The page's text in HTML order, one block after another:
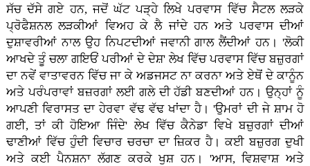
ਸੱਚ ਦੱਸੇ ਗਏ ਹਨ, ਜਦੋਂ ਘੱਟ ਪੜ੍ਹੇ ਲਿਖੇ ਪਰਵਾਸ ਵਿੱਚ ਸੈਟਲ ਲੜਕੇ
ਪ੍ਰੋਫੈਸ਼ਨਲ ਲੜਕੀਆਂ ਵਿਅਹ ਕੇ ਲੈ ਜਾਂਦੇ ਹਨ ਅਤੇ ਪਰਵਾਸ ਦੀਆਂ
ਦੁਸ਼ਾਵਰੀਆਂ ਨਾਲ ਉਹ ਨਿਪਟਦੀਆਂ ਜਵਾਨੀ ਗਾਲ ਲੈਂਦੀਆਂ ਹਨ। 'ਲੋਕੀ
ਆਖਦੇ ਤੂੰ ਚਲਾ ਗਇਓਂ ਪਰੀਆਂ ਦੇ ਦੇਸ਼' ਲੇਖ ਵਿੱਚ ਪਰਵਾਸ ਵਿੱਚ ਬਜ਼ੁਰਗਾਂ
ਦਾ ਨਵੇਂ ਵਾਤਾਵਰਨ ਵਿੱਚ ਜਾ ਕੇ ਅਡਜਸਟ ਨਾ ਕਰਨਾ ਅਤੇ ਏਥੋਂ ਦੇ ਕਾਨੂੰਨ
ਅਤੇ ਪਰੰਪਰਾਵਾਂ ਬਜ਼ਰਗਾਂ ਲਈ ਗਲੇ ਦੀ ਹੱਡੀ ਬਣਦੀਆਂ ਹਨ। ਉਨ੍ਹਾਂ ਨੂੰ
ਆਪਣੀ ਵਿਰਾਸਤ ਦਾ ਹੇਰਵਾ ਵੱਢ ਵੱਢ ਖਾਂਦਾ ਹੈ। 'ਉਮਰਾਂ ਦੀ ਜੇ ਸ਼ਾਮ ਹੋ
ਗਈ, ਤਾਂ ਕੀ ਹੋਇਆ ਜਿੰਦੇ' ਲੇਖ ਵਿੱਚ ਕੈਨੇਡਾ ਵਿਖੇ ਬਜ਼ੁਰਗਾਂ ਦੀਆਂ
ਢਾਣੀਆਂ ਵਿੱਚ ਹੁੰਦੀ ਵਿਚਾਰ ਚਰਚਾ ਦਾ ਜ਼ਿਕਰ ਹੈ। ਕਈ ਬਜ਼ੁਰਗ ਦੁਖੀ
ਅਤੇ ਕਈ ਪੈਨਸ਼ਨਾ ਲੱਗਣ ਕਰਕੇ ਖੁਸ਼ ਹਨ। 'ਆਸ, ਵਿਸ਼ਵਾਸ਼ ਅਤੇ